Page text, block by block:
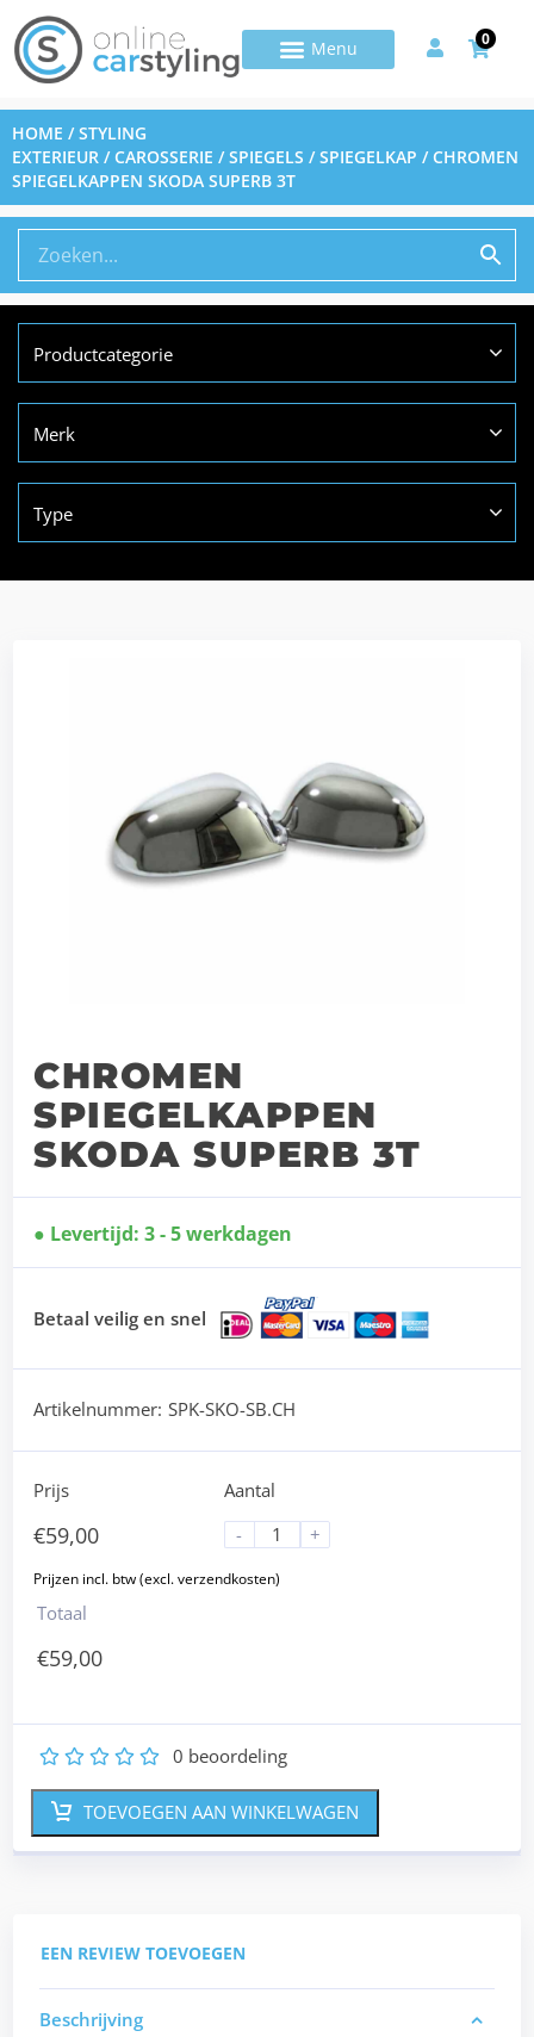
0
HOME /STYLING
EXTERIEUR /CAROSSERIE /SPIEGELS /SPIEGELKAP / CHROMEN
SPIEGELKAPPEN SKODA SUPERB 3T
Productcategorie
Merk
Type
CHROMEN
SPIEGELKAPPEN
SKODA SUPERB 3T
Levertijd: 3 - 5 werkdagen
Betaal veilig en snel
Artikelnummer: SPK-SKO-SB.CH
Prijs
€59,00
Aantal
-
+
Totaal
€59,00
5
4
3
2 0 beoordeling
TOEVOEGEN AAN WINKELWAGEN
EEN REVIEW TOEVOEGEN
Beschrijving